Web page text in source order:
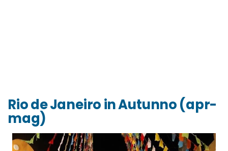
Rio de Janeiro in Autunno (apr-
mag)